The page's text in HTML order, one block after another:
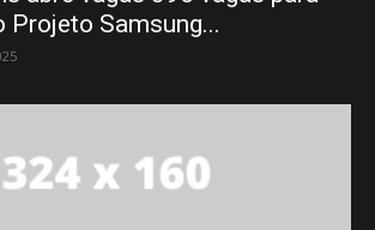
Projeto Samsung...